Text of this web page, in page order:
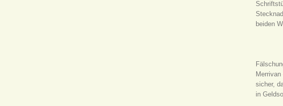
beiden
sicher,
in